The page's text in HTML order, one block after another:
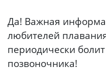
Да! Важная
любителей
периодически
позвоночника!